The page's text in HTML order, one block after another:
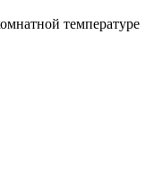
температуре